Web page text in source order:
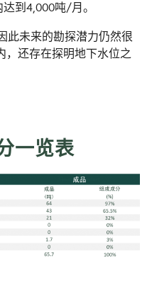
到4,000吨/月。
此未来的勘探潜力仍然很
，还存在探明地下水位之
一览表